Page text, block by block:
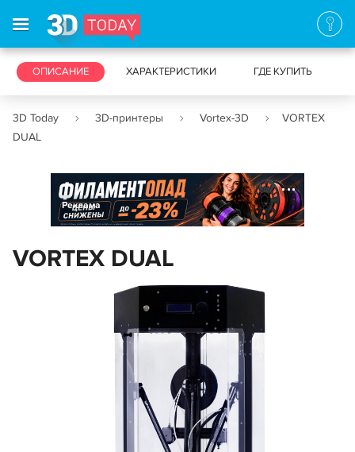
3D-ПРИНТЕРЫ 3D-СКАНЕРЫ
ОПИСАНИЕ ХАРАКТЕРИСТИКИ ГДЕ КУПИТЬ
3D Today 3D-принтеры Vortex-3D
VORTEX
DUAL
Реклама
VORTEX DUAL